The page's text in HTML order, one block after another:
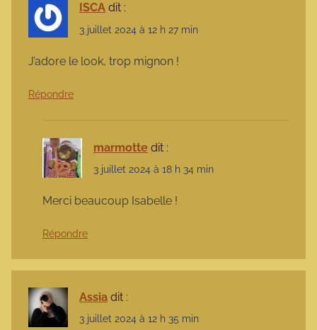
ISCA dit :
3 juillet 2024 à 12 h 27 min
J’adore le look, trop mignon !
Répondre
marmotte dit :
3 juillet 2024 à 18 h 34 min
Merci beaucoup Isabelle !
Répondre
Assia dit :
3 juillet 2024 à 12 h 35 min